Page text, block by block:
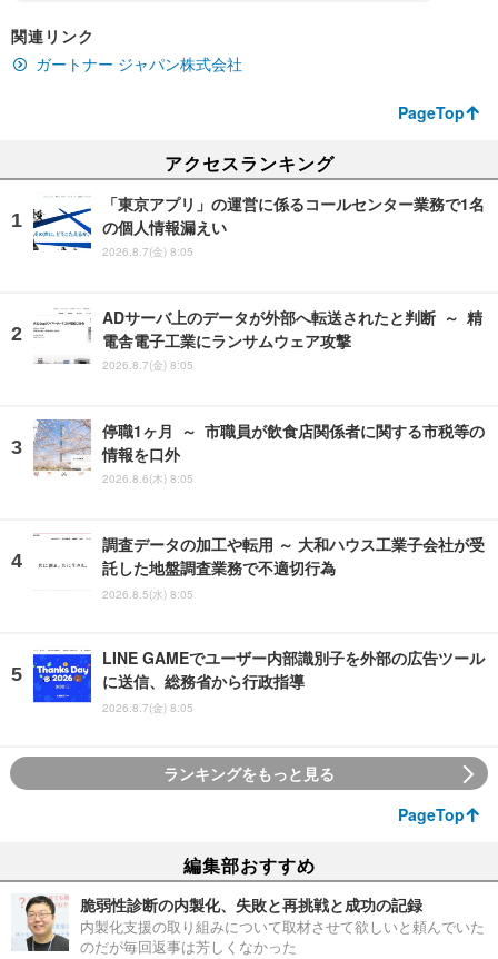
関連リンク
ガートナー ジャパン株式会社
PageTop
アクセスランキング
「東京アプリ」の運営に係るコールセンター業務で1名
の個人情報漏えい
2026.8.7(金) 8:05
ADサーバ上のデータが外部へ転送されたと判断 ～ 精
電舎電子工業にランサムウェア攻撃
2026.8.7(金) 8:05
停職1ヶ月 ～ 市職員が飲食店関係者に関する市税等の
情報を口外
2026.8.6(木) 8:05
調査データの加工や転用 ～ 大和ハウス工業子会社が受
託した地盤調査業務で不適切行為
2026.8.5(水) 8:05
LINE GAMEでユーザー内部識別子を外部の広告ツール
に送信、総務省から行政指導
2026.8.7(金) 8:05
ランキングをもっと見る
PageTop
編集部おすすめ
脆弱性診断の内製化、失敗と再挑戦と成功の記録
内製化支援の取り組みについて取材させて欲しいと頼んでいた
のだが毎回返事は芳しくなかった